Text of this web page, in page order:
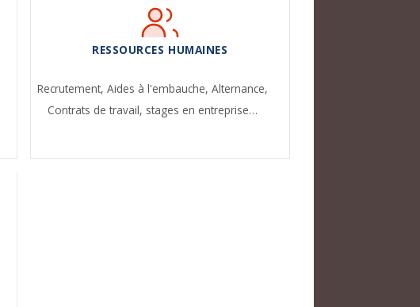
RESSOURCES HUMAINES
Recrutement,Aides à l'embauche,Alternance,
Contrats de travail, stages en entreprise…